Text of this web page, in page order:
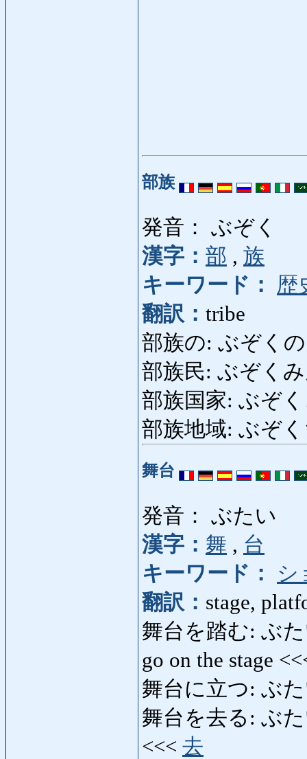
部族
発音： ぶぞく
漢字： 部 , 族
キーワード：
歴
翻訳： tribe
部族の: ぶぞく
部族民: ぶぞく
部族国家: ぶぞ
部族地域: ぶぞ
舞台
発音： ぶたい
漢字： 舞 , 台
キーワード：
シ
翻訳： stage,
舞台を踏む: ぶた
go on the stage
舞台に立つ: ぶ
舞台を去る: ぶ
<<< 去